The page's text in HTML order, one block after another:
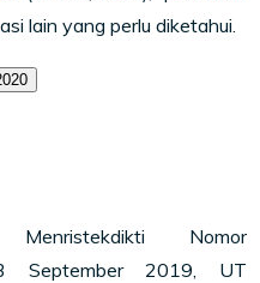
lain yang perlu diketahui.
Menristekdikti Nomor
September 2019, UT